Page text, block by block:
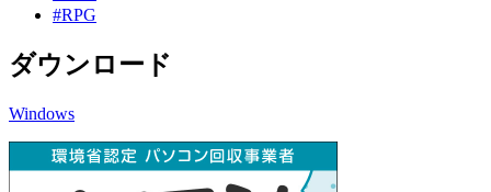
#RPG
ダウンロード
Windows